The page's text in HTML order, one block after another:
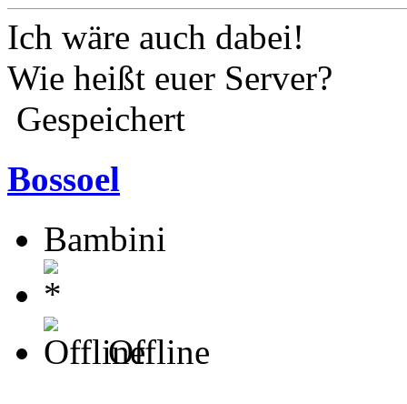
Ich wäre auch dabei!
Wie heißt euer Server?
Gespeichert
Bossoel
Bambini
Offline